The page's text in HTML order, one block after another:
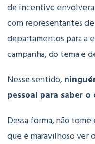
de incentivo
com representantes
departamentos para a
campanha, do tema e
Nesse sentido,
pessoal para saber
Dessa forma, não
que é maravilhoso ver